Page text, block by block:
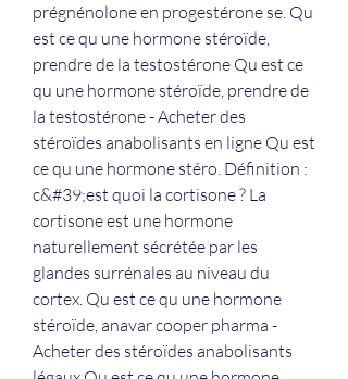
prégnénolone en progestérone se. Qu
est ce qu une hormone stéroïde,
prendre de la testostérone Qu est ce
qu une hormone stéroïde, prendre de
la testostérone - Acheter des
stéroïdes anabolisants en ligne Qu est
ce qu une hormone stéro. Définition :
c&#39;est quoi la cortisone ? La
cortisone est une hormone
naturellement sécrétée par les
glandes surrénales au niveau du
cortex. Qu est ce qu une hormone
stéroïde, anavar cooper pharma -
Acheter des stéroïdes anabolisants